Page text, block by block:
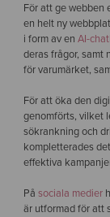
För att ge webben
en helt ny
i form av en AI-
deras frågor, samt
för varumärket,
För att öka den
genomförts, vilket
sökrankning och
kompletterades
effektiva
På sociala medier
är utformad för att